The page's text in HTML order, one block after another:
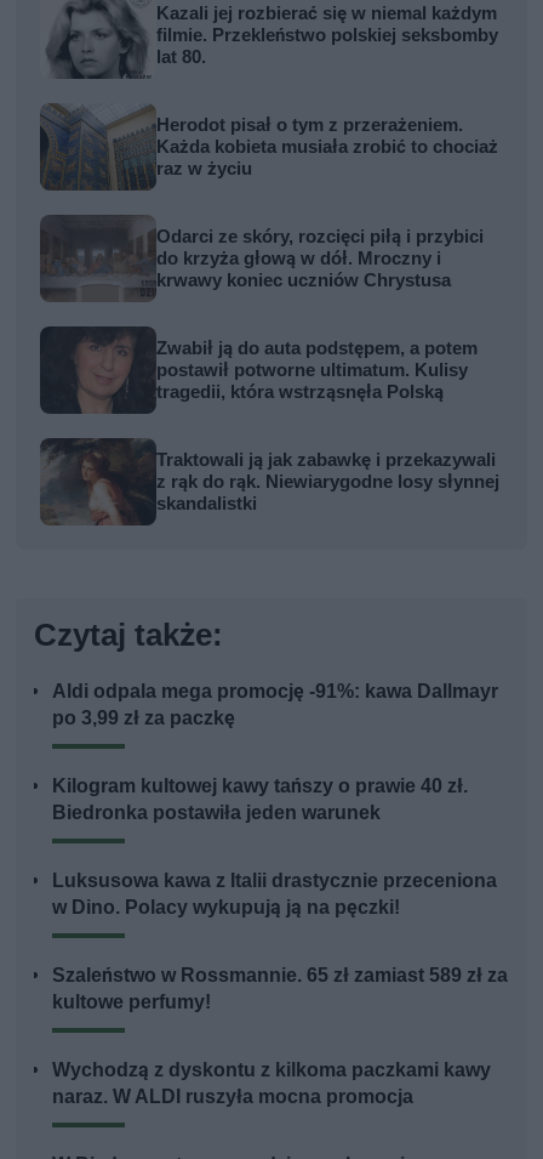
Kazali jej rozbierać się w niemal każdym
filmie. Przekleństwo polskiej seksbomby
lat 80.
Herodot pisał o tym z przerażeniem.
Każda kobieta musiała zrobić to chociaż
raz w życiu
Odarci ze skóry, rozcięci piłą i przybici
do krzyża głową w dół. Mroczny i
krwawy koniec uczniów Chrystusa
Zwabił ją do auta podstępem, a potem
postawił potworne ultimatum. Kulisy
tragedii, która wstrząsnęła Polską
Traktowali ją jak zabawkę i przekazywali
z rąk do rąk. Niewiarygodne losy słynnej
skandalistki
Czytaj także:
Aldi odpala mega promocję -91%: kawa Dallmayr
po 3,99 zł za paczkę
Kilogram kultowej kawy tańszy o prawie 40 zł.
Biedronka postawiła jeden warunek
Luksusowa kawa z Italii drastycznie przeceniona
w Dino. Polacy wykupują ją na pęczki!
Szaleństwo w Rossmannie. 65 zł zamiast 589 zł za
kultowe perfumy!
Wychodzą z dyskontu z kilkoma paczkami kawy
naraz. W ALDI ruszyła mocna promocja